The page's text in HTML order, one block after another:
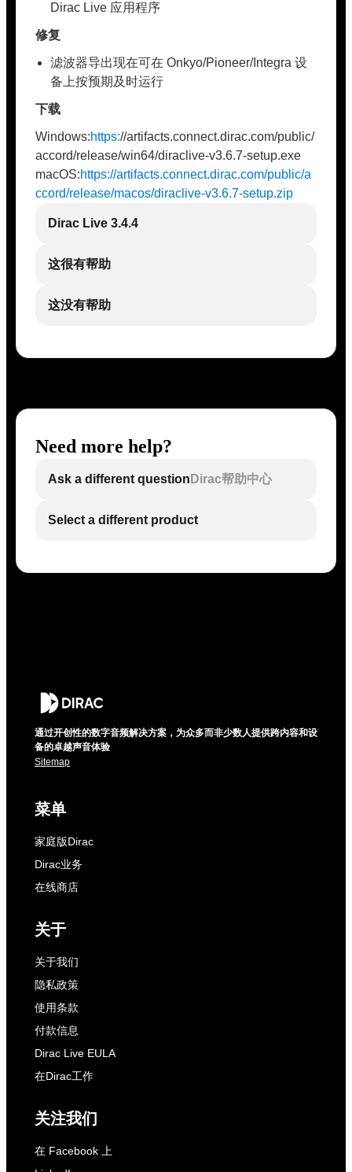
Dirac Live 应用程序
修复
滤波器导出现在可在 Onkyo/Pioneer/Integra 设
备上按预期及时运行
下载
Windows:https://artifacts.connect.dirac.com/public/
accord/release/win64/diraclive-v3.6.7-setup.exe
macOS:https://artifacts.connect.dirac.com/public/a
ccord/release/macos/diraclive-v3.6.7-setup.zip
Dirac Live 3.4.4
这很有帮助
这没有帮助
Need more help?
Ask a different question Dirac帮助中心
Select a different product
通过开创性的数字音频解决方案，为众多而非少数人提供跨内容和设
备的卓越声音体验
Sitemap
菜单
家庭版Dirac
Dirac业务
在线商店
关于
关于我们
隐私政策
使用条款
付款信息
Dirac Live EULA
在Dirac工作
关注我们
在 Facebook 上